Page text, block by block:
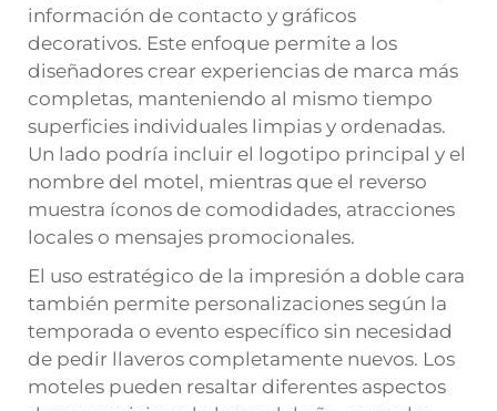
información de contacto y gráficos
decorativos. Este enfoque permite a los
diseñadores crear experiencias de marca más
completas, manteniendo al mismo tiempo
superficies individuales limpias y ordenadas.
Un lado podría incluir el logotipo principal y el
nombre del motel, mientras que el reverso
muestra íconos de comodidades, atracciones
locales o mensajes promocionales.
El uso estratégico de la impresión a doble cara
también permite personalizaciones según la
temporada o evento específico sin necesidad
de pedir llaveros completamente nuevos. Los
moteles pueden resaltar diferentes aspectos